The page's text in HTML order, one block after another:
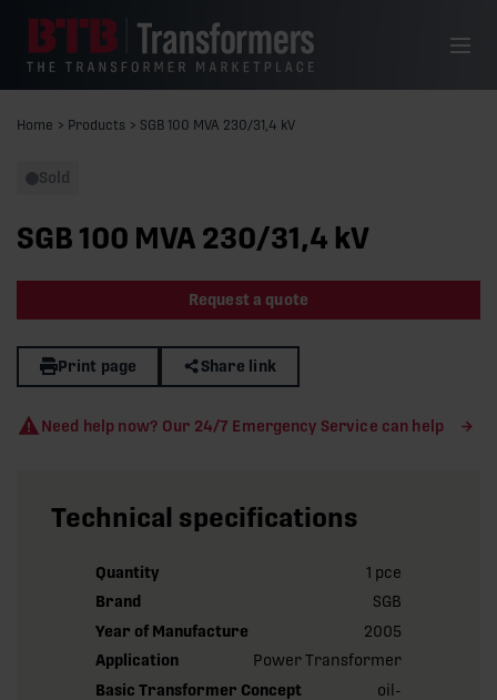
Menu
Home > Products > SGB 100 MVA 230/31,4 kV
Sold
SGB 100 MVA 230/31,4 kV
Request a quote
Print page Share link
Need help now? Our 24/7 Emergency Service can help
Technical specifications
Quantity
1 pce
Brand
SGB
Year of Manufacture
2005
Application
Power Transformer
Basic Transformer Concept
oil-